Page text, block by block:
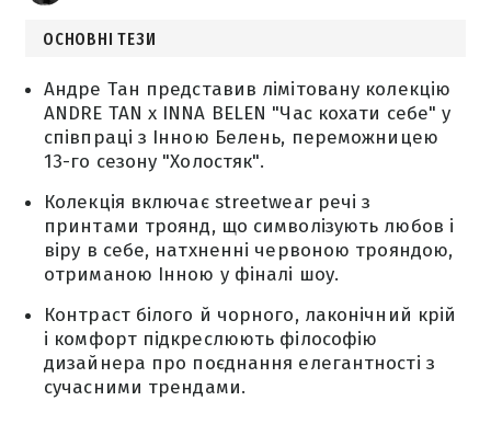
ОСНОВНІ ТЕЗИ
Андре Тан представив лімітовану колекцію
ANDRE TAN x INNA BELEN "Час кохати себе" у
співпраці з Інною Белень, переможницею
13-го сезону "Холостяк".
Колекція включає streetwear речі з
принтами троянд, що символізують любов і
віру в себе, натхненні червоною трояндою,
отриманою Інною у фіналі шоу.
Контраст білого й чорного, лаконічний крій
і комфорт підкреслюють філософію
дизайнера про поєднання елегантності з
сучасними трендами.